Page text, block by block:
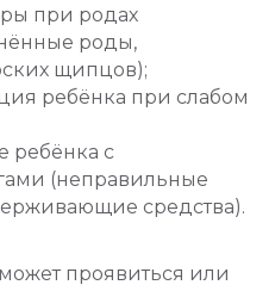
при родах
роды,
щипцов);
ребёнка при слабом
ребёнка с
(неправильные
средства).
проявиться или